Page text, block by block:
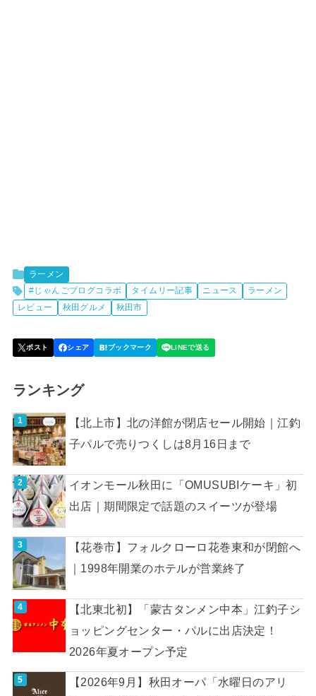
ラーメン
#じゃんごブログコラボ
タイムリー記事 ニュース
ラーメン
レビュー
秋田グルメ 秋田市
ランキング
【北上市】北の洋館が閉店セール開始｜江釣
子パルで売りつくしは8月16日まで
イオンモール秋田に「OMUSUBIケーキ」初
出店｜期間限定で話題のスイーツが登場
【花巻市】フォルクローロ花巻東和が閉館へ
｜1998年開業のホテルが営業終了
【北東北初】「蒙古タンメン中本」江釣子シ
ョッピングセンター・パルに出店決定！
2026年夏オープン予定
【2026年9月】秋田オーパ「水曜日のアリ